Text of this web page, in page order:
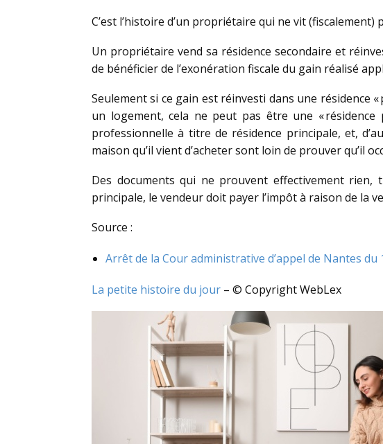
C’est l’histoire d’un propriétaire qui ne vit
Un propriétaire vend sa résidence secondaire et
de bénéficier de l’exonération fiscale du gain réalisé
Seulement si ce gain est réinvesti dans une résidence
un logement, cela ne peut pas être une «
professionnelle à titre de résidence principale, et,
maison qu’il vient d’acheter sont loin de prouver qu’il
Des documents qui ne prouvent effectivement
principale, le vendeur doit payer l’impôt à raison de la
Source :
Arrêt de la Cour administrative d’appel de Nantes
La petite histoire du jour – © Copyright WebLex